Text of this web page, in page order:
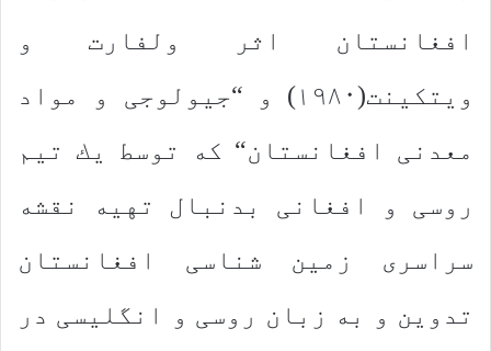
افغانستان اثر ولفارت و
ویتكینت(۱۹۸۰) و “جیولوجی و مواد
معدنی افغانستان“ كه توسط یك تیم
روسی و افغانی بدنبال تهیه نقشه
سراسری زمین شناسی افغانستان
تدوین و به زبان روسی و انگلیسی در